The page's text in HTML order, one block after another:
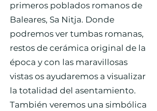
primeros poblados romanos de
Baleares, Sa Nitja. Donde
podremos ver tumbas romanas,
restos de cerámica original de la
época y con las maravillosas
vistas os ayudaremos a visualizar
la totalidad del asentamiento.
También veremos una simbólica